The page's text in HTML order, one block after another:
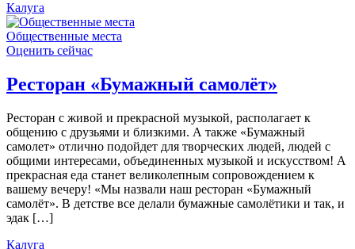
Калуга
Общественные места
Оценить сейчас
Ресторан «Бумажный самолёт»
Ресторан с живой и прекрасной музыкой, располагает к
общению с друзьями и близкими. А также «Бумажный
самолет» отлично подойдет для творческих людей, людей с
общими интересами, объединенных музыкой и искусством! А
прекрасная еда станет великолепным сопровождением к
вашему вечеру! «Мы назвали наш ресторан «Бумажный
самолёт». В детстве все делали бумажные самолётики и так, и
эдак […]
Калуга